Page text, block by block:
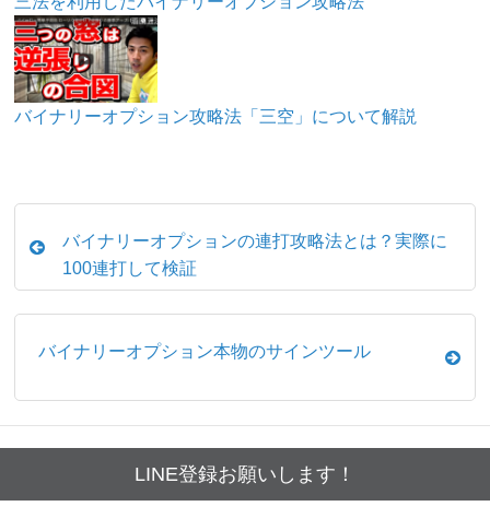
バイナリーオプション攻略法「三空」について解説
バイナリーオプションの連打攻略法とは？実際に
100連打して検証
バイナリーオプション本物のサインツール
LINE登録お願いします！